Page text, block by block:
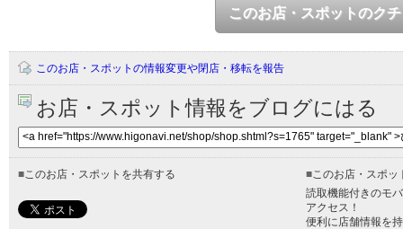
このお店・スポットのク
このお店・スポットの情報変更や閉店・移転を報告
お店・スポット情報をブログにはる
■ このお店・スポットを共有する ■ このお店・スポ
読取機能付きのモ
アクセス！
便利に店舗情報を